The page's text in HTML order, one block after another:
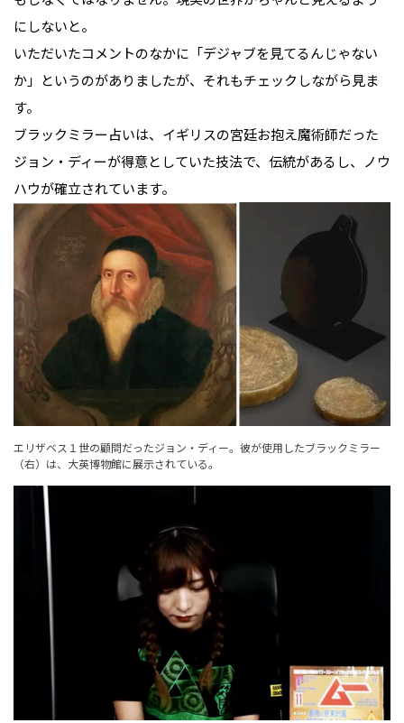
にしないと。
いただいたコメントのなかに「デジャブを見てるんじゃない
か」というのがありましたが、それもチェックしながら見ま
す。
ブラックミラー占いは、イギリスの宮廷お抱え魔術師だった
ジョン・ディーが得意としていた技法で、伝統があるし、ノウ
ハウが確立されています。
エリザベス１世の顧問だったジョン・ディー。彼が使用したブラックミラー
（右）は、大英博物館に展示されている。